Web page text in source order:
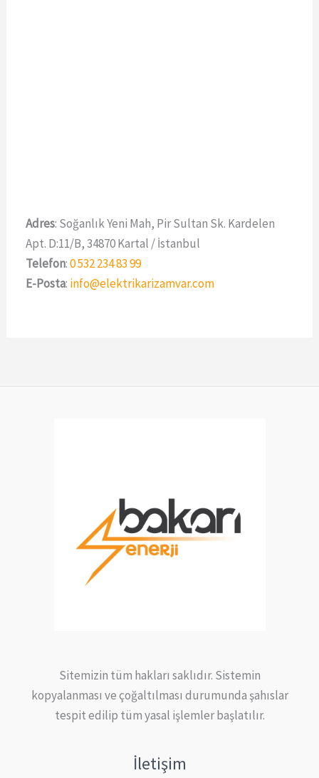
Adres: Soğanlık Yeni Mah, Pir Sultan Sk. Kardelen
Apt. D:11/B, 34870 Kartal / İstanbul
Telefon:0 532 234 83 99
E-Posta: info@elektrikarizamvar.com
Sitemizin tüm hakları saklıdır. Sistemin
kopyalanması ve çoğaltılması durumunda şahıslar
tespit edilip tüm yasal işlemler başlatılır.
İletişim